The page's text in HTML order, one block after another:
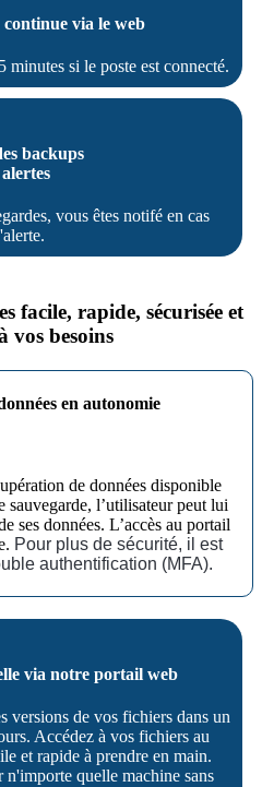
continue via le web
minutes si le poste est connecté.
backups
vous êtes notifé en cas
facile, rapide, sécurisée et
vos besoins
en autonomie
de données disponible
sauvegarde, l’utilisateur peut lui
ses données. L’accès au portail
Pour plus de sécurité, il est
authentification (MFA).
via notre portail web
versions de vos fichiers dans un
Accédez à vos fichiers au
et rapide à prendre en main.
n'importe quelle machine sans